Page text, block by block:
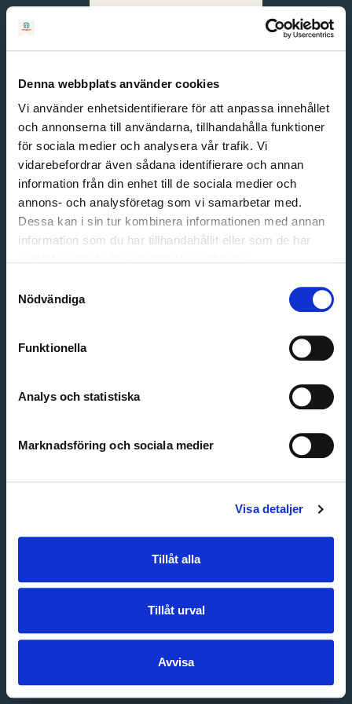
Denna webbplats använder cookies
Vi använder enhetsidentifierare för att anpassa innehållet
och annonserna till användarna, tillhandahålla funktioner
för sociala medier och analysera vår trafik. Vi
vidarebefordrar även sådana identifierare och annan
information från din enhet till de sociala medier och
annons- och analysföretag som vi samarbetar med.
Dessa kan i sin tur kombinera informationen med annan
information som du har tillhandahållit eller som de har
Nödvändiga
Funktionella
Analys och statistiska
Marknadsföring och sociala medier
Visa detaljer
Tillåt alla
Tillåt urval
Avvisa
English
Svenska
Email address
Customer service